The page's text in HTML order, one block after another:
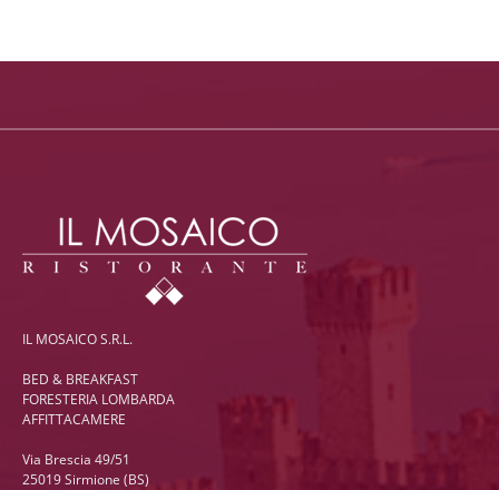
IL MOSAICO S.R.L.
BED & BREAKFAST
FORESTERIA LOMBARDA
AFFITTACAMERE
Via Brescia 49/51
25019 Sirmione (BS)